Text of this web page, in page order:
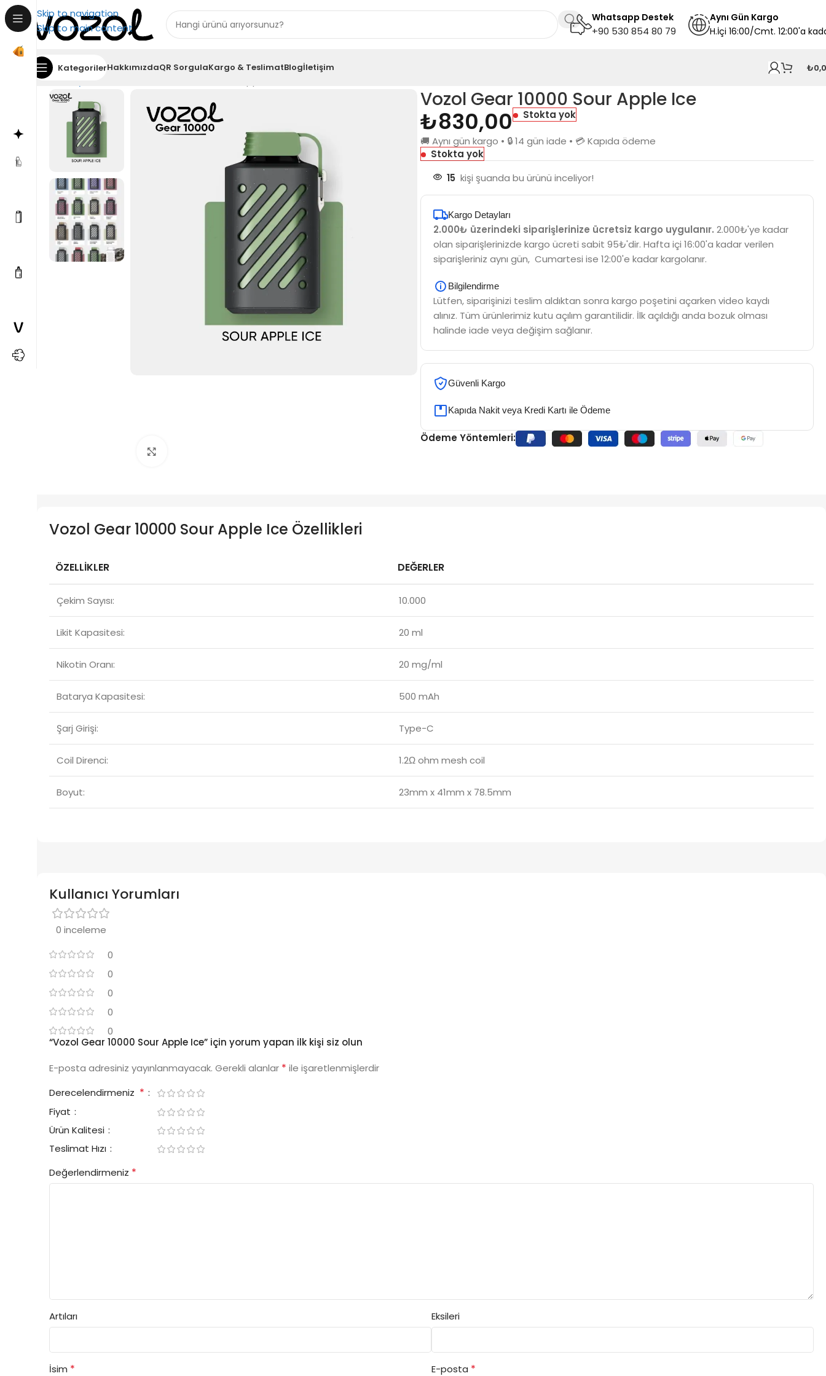
Skip to navigation
Skip to main content
Whatsapp Destek
+90 530 854 80 79
Aynı Gün Kargo
H.İçi 16:00/Cmt. 12:00'a
KategorilerHakkımızdaQR SorgulaKargo & TeslimatBlogİletişim ₺
Ana Sayfa
Vozol Gear 10000 Sour Apple Ice
₺830,00 Stokta yok
🚚 Aynı gün kargo • 🔒 14 gün iade • 💳 Kapıda ödeme
Stokta yok
15 kişi şuanda bu ürünü inceliyor!
Kargo Detayları
2.000₺ üzerindeki siparişlerinize ücretsiz kargo uygulanır. 2.000₺'ye kadar
olan siparişlerinizde kargo ücreti sabit 95₺'dir. Hafta içi 16:00'a kadar verilen
siparişleriniz aynı gün, Cumartesi ise 12:00'e kadar kargolanır.
Bilgilendirme
Lütfen, siparişinizi teslim aldıktan sonra kargo poşetini açarken video kaydı
alınız. Tüm ürünlerimiz kutu açılım garantilidir. İlk açıldığı anda bozuk olması
halinde iade veya değişim sağlanır.
Güvenli Kargo
Kapıda Nakit veya Kredi Kartı ile Ödeme
Ödeme Yöntemleri:
Vozol Gear 10000 Sour Apple Ice Özellikleri
ÖZELLİKLER DEĞERLER
Çekim Sayısı: 10.000
Likit Kapasitesi: 20 ml
Nikotin Oranı: 20 mg/ml
Batarya Kapasitesi: 500 mAh
Şarj Girişi: Type-C
Coil Direnci: 1.2Ω ohm mesh coil
Boyut: 23mm x 41mm x 78.5mm
Kullanıcı Yorumları
0 inceleme
0
0
0
0
0
“Vozol Gear 10000 Sour Apple Ice” için yorum yapan ilk kişi siz olun
E-posta adresiniz yayınlanmayacak. Gerekli alanlar * ile işaretlenmişlerdir
Derecelendirmeniz *
Fiyat
Ürün Kalitesi
Teslimat Hızı
Değerlendirmeniz *
Artıları Eksileri
İsim * E-posta *